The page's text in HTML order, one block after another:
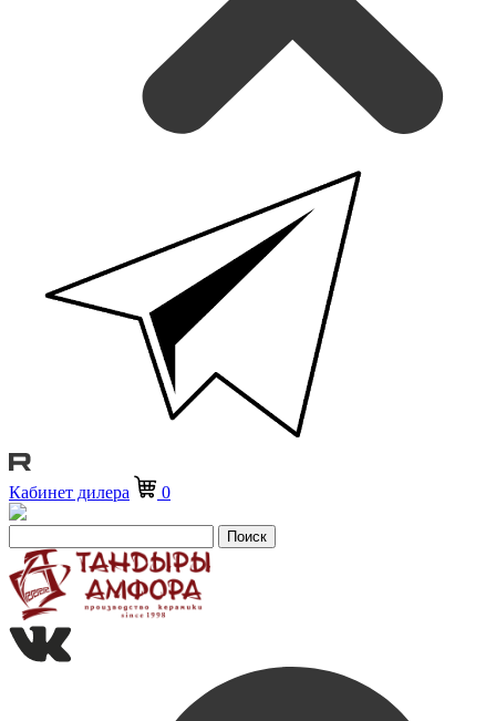
Кабинет дилера 0
Поиск